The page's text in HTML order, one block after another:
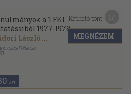
a TFKI
1977-1978
László ...
Főiskola
,-Ft
Kapható pont:
MEGNÉZEM